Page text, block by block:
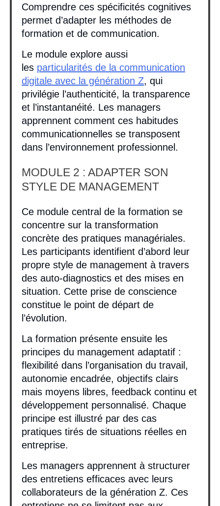
Comprendre ces spécificités cognitives
permet d’adapter les méthodes de
formation et de communication.
Le module explore aussi
les particularités de la communication
digitale avec la génération Z, qui
privilégie l’authenticité, la transparence
et l’instantanéité. Les managers
apprennent comment ces habitudes
communicationnelles se transposent
dans l’environnement professionnel.
MODULE 2 : ADAPTER SON
STYLE DE MANAGEMENT
Ce module central de la formation se
concentre sur la transformation
concrète des pratiques managériales.
Les participants identifient d’abord leur
propre style de management à travers
des auto-diagnostics et des mises en
situation. Cette prise de conscience
constitue le point de départ de
l’évolution.
La formation présente ensuite les
principes du management adaptatif :
flexibilité dans l’organisation du travail,
autonomie encadrée, objectifs clairs
mais moyens libres, feedback continu et
développement personnalisé. Chaque
principe est illustré par des cas
pratiques tirés de situations réelles en
entreprise.
Les managers apprennent à structurer
des entretiens efficaces avec leurs
collaborateurs de la génération Z. Ces